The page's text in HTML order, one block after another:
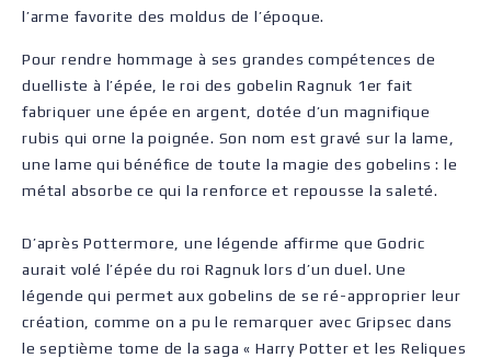
l’arme favorite des moldus de l’époque.
Pour rendre hommage à ses grandes compétences de
duelliste à l’épée, le roi des gobelin Ragnuk 1er fait
fabriquer une épée en argent, dotée d’un magnifique
rubis qui orne la poignée. Son nom est gravé sur la lame,
une lame qui bénéfice de toute la magie des gobelins : le
métal absorbe ce qui la renforce et repousse la saleté.
D’après Pottermore, une légende affirme que Godric
aurait volé l’épée du roi Ragnuk lors d’un duel. Une
légende qui permet aux gobelins de se ré-approprier leur
création, comme on a pu le remarquer avec Gripsec dans
le septième tome de la saga « Harry Potter et les Reliques